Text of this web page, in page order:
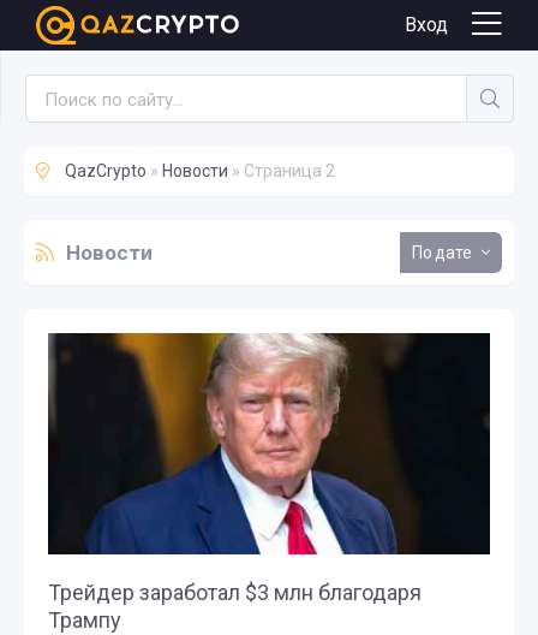
Вход
QazCrypto » Новости » Страница 2
Новости дате
Трейдер заработал $3 млн благодаря
Трампу